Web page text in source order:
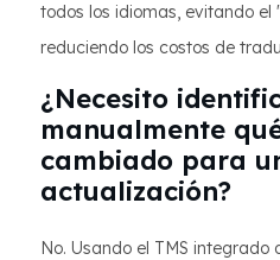
todos los idiomas, evitando
reduciendo los costos de
¿Necesito
manualmente
cambiado para
actualización?
No. Usando el TMS integrado